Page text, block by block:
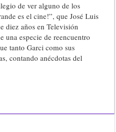
de ver alguno de los
es el cine!”, que José Luis
diez años en Televisión
una especie de reencuentro
tanto Garci como sus
contando anécdotas del